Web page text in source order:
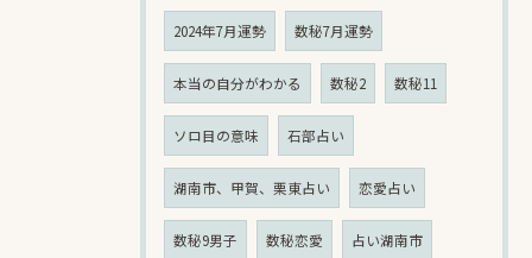
2024年7月運勢 数秘7月運勢
本当の自分がわかる 数秘2 数秘11
ソロ目の意味 石部占い
湖南市、甲賀、栗東占い 恋愛占い
数秘9男子 数秘恋愛 占い湖南市